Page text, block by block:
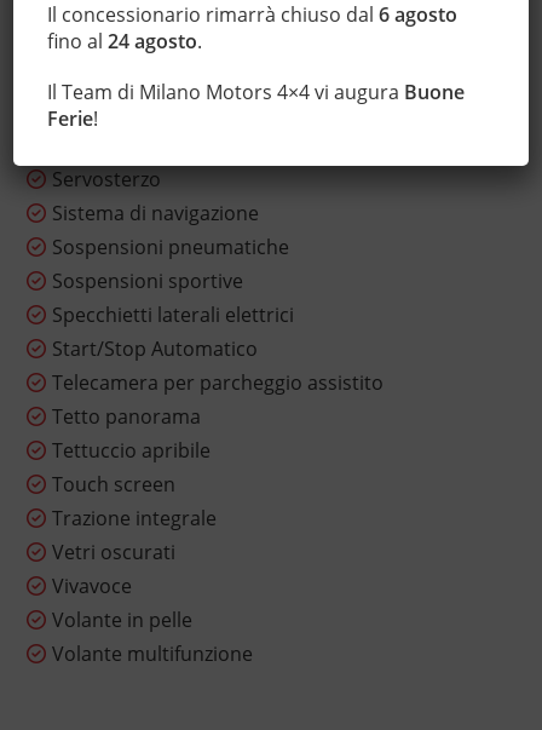
Sedile posteriore sdoppiato
Sensore di luce
Sensore di pioggia
Sensori di parcheggio anteriori
Servosterzo
Sistema di navigazione
Sospensioni pneumatiche
Sospensioni sportive
Specchietti laterali elettrici
Start/Stop Automatico
Telecamera per parcheggio assistito
Tetto panorama
Tettuccio apribile
Touch screen
Trazione integrale
Vetri oscurati
Vivavoce
Volante in pelle
Volante multifunzione
Il concessionario rimarrà chiuso dal6 agosto
fino al24 agosto.
Il Team di Milano Motors 4×4 vi augura Buone
Ferie!